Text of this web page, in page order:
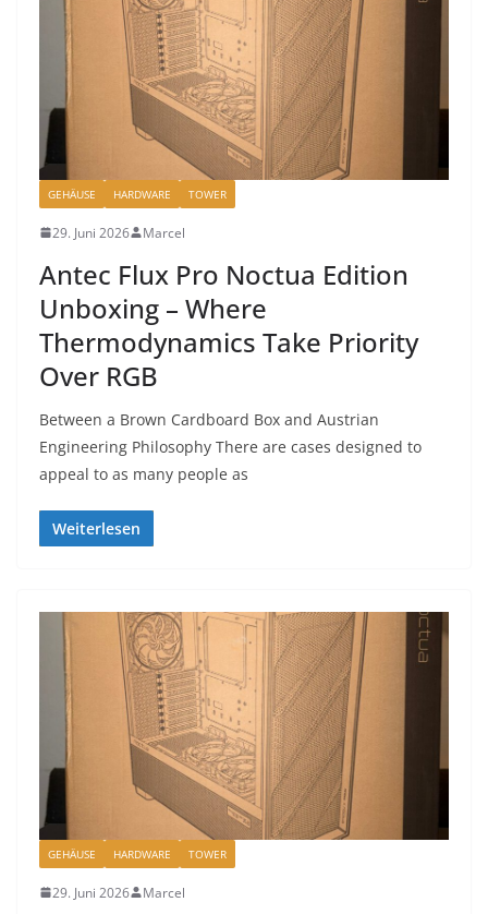
GEHÄUSE HARDWARE TOWER
29. Juni 2026 Marcel
Antec Flux Pro Noctua Edition
Unboxing – Where
Thermodynamics Take Priority
Over RGB
Between a Brown Cardboard Box and Austrian
Engineering Philosophy There are cases designed to
appeal to as many people as
Weiterlesen
GEHÄUSE HARDWARE TOWER
29. Juni 2026 Marcel